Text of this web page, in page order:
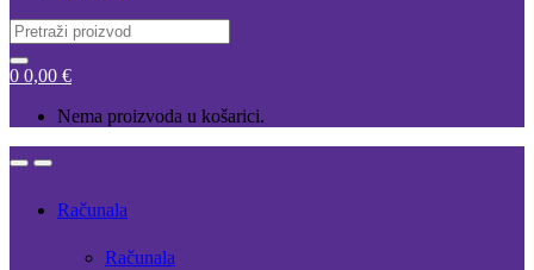
Search
for:
0 0,00 €
Nema proizvoda u košarici.
OpenClose
Računala
Računala